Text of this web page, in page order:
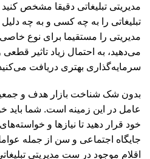
مدیریتی تبلیغاتی دقیقا مشخص
تبلیغاتی را به چه کسی و به چه
مدیریتی را مستقیما برای نوع
می‌دهید، به احتمال زیاد تاثیر
سرمایه‌­گذاری بهتری دریافت
بدون شک شناخت بازار هدف و
عامل در این زمینه است. شما باید
خود قرار دهید تا نیازها و
جایگاه اجتماعی و سن از جمله عوامل
اقلام موجود در ست مدیریتی